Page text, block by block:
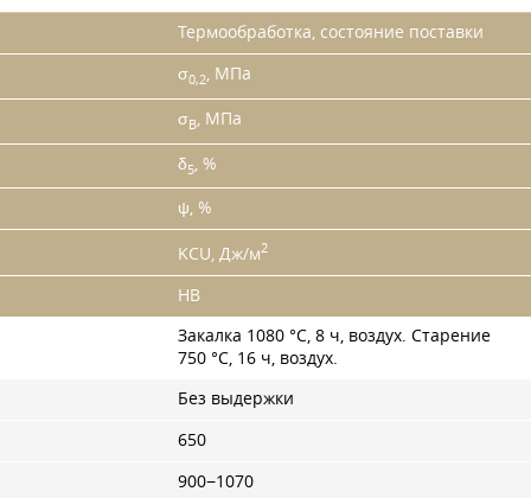
Термообработка, состояние поставки
σ0,2, МПа
σB, МПа
δ5 , %
ψ, %
KCU, Дж/м2
HB
Закалка 1080 °C, 8 ч, воздух. Старение
750 °C, 16 ч, воздух.
Без выдержки
650
900−1070